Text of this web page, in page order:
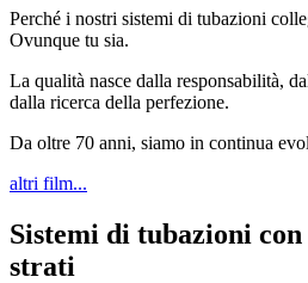
Perché i nostri sistemi di tubazioni
Ovunque tu sia.
La qualità nasce dalla responsabilità,
dalla ricerca della perfezione.
Da oltre 70 anni, siamo in continua
altri film...
Sistemi di tubazioni
strati